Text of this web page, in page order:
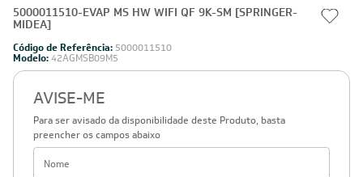
5000011510-EVAP MS HW WIFI QF 9K-SM [SPRINGER-
MIDEA]
Código de Referência: 5000011510
Modelo:42AGMSB09M5
AVISE-ME
Para ser avisado da disponibilidade deste Produto, basta
preencher os campos abaixo